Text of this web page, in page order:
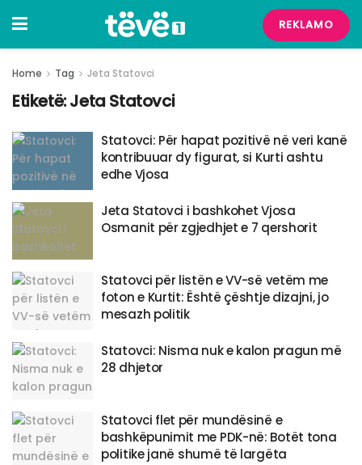
REKLAMO
Home Tag Jeta Statovci
Etiketë:Jeta Statovci
Statovci: Për hapat pozitivë në veri kanë
kontribuuar dy figurat, si Kurti ashtu
edhe Vjosa
Jeta Statovci i bashkohet Vjosa
Osmanit për zgjedhjet e 7 qershorit
Statovci për listën e VV-së vetëm me
foton e Kurtit: Është çështje dizajni, jo
mesazh politik
Statovci: Nisma nuk e kalon pragun më
28 dhjetor
Statovci flet për mundësinë e
bashkëpunimit me PDK-në: Botët tona
politike janë shumë të largëta